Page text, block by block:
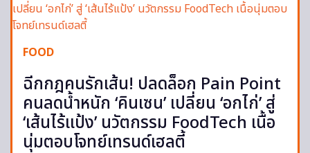
FOOD
ฉีกกฎคนรักเส้น! ปลดล็อก Pain Point
คนลดน้ำหนัก ‘คินเซน’ เปลี่ยน ‘อกไก่’ สู่
‘เส้นไร้แป้ง’ นวัตกรรม FoodTech เนื้อ
นุ่มตอบโจทย์เทรนด์เฮลตี้